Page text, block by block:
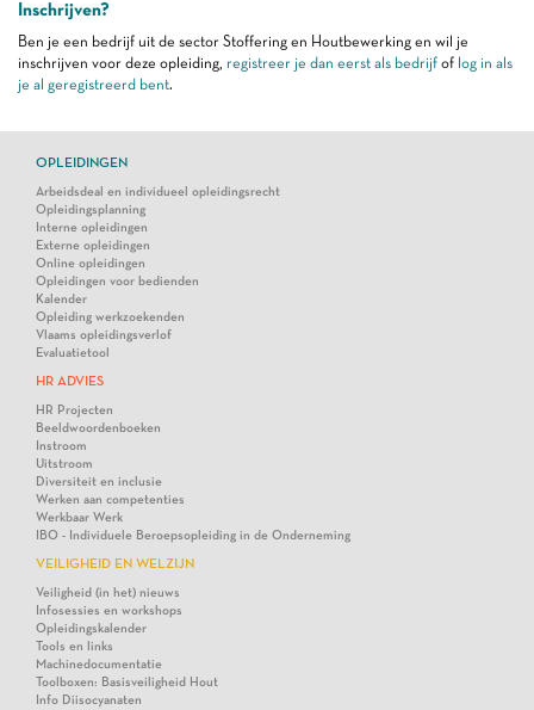
Inschrijven?
Ben je een bedrijf uit de sector Stoffering en Houtbewerking en wil je
inschrijven voor deze opleiding, registreer je dan eerst als bedrijf of log in als
je al geregistreerd bent.
OPLEIDINGEN
Arbeidsdeal en individueel opleidingsrecht
Opleidingsplanning
Interne opleidingen
Externe opleidingen
Online opleidingen
Opleidingen voor bedienden
Kalender
Opleiding werkzoekenden
Vlaams opleidingsverlof
Evaluatietool
HR ADVIES
HR Projecten
Beeldwoordenboeken
Instroom
Uitstroom
Diversiteit en inclusie
Werken aan competenties
Werkbaar Werk
IBO - Individuele Beroepsopleiding in de Onderneming
VEILIGHEID EN WELZIJN
Veiligheid (in het) nieuws
Infosessies en workshops
Opleidingskalender
Tools en links
Machinedocumentatie
Toolboxen: Basisveiligheid Hout
Info Diisocyanaten